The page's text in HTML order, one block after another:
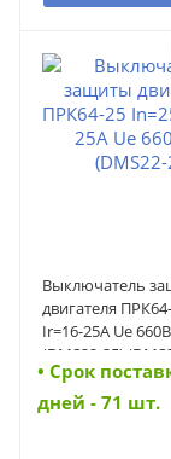
Выключатель
двигателя
Ir=16-25A Ue
(DMS22-25)
• Cрок
дней - 71 шт.